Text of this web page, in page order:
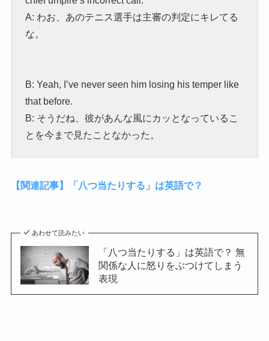
A: わお、あのテニス選手は主審の判定にキレてる
な。
B: Yeah, I’ve never seen him losing his temper like
that before.
B: そうだね、彼があんな風にカッとなっているこ
とを今まで見たことなかった。
【関連記事】「八つ当たりする」は英語で？
あわせて読みたい
「八つ当たりする」は英語で？ 無
関係な人に怒りをぶつけてしまう
表現